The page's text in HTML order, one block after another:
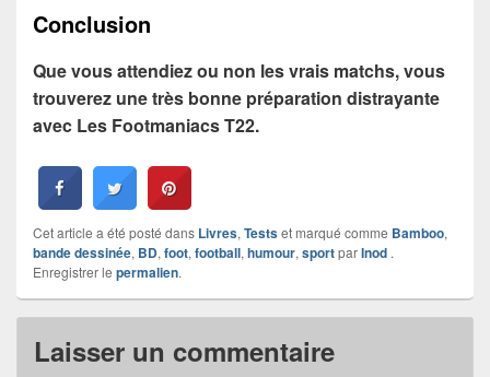
Conclusion
Que vous attendiez ou non les vrais matchs, vous
trouverez une très bonne préparation distrayante
avec Les Footmaniacs T22.
Cet article a été posté dans Livres,Testset marqué comme Bamboo,
bande dessinée, BD,foot,football,humour,sportparInod .
Enregistrer le permalien.
Laisser un commentaire